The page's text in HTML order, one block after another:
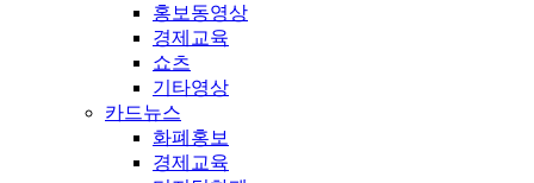
홍보동영상
경제교육
쇼츠
기타영상
카드뉴스
화폐홍보
경제교육